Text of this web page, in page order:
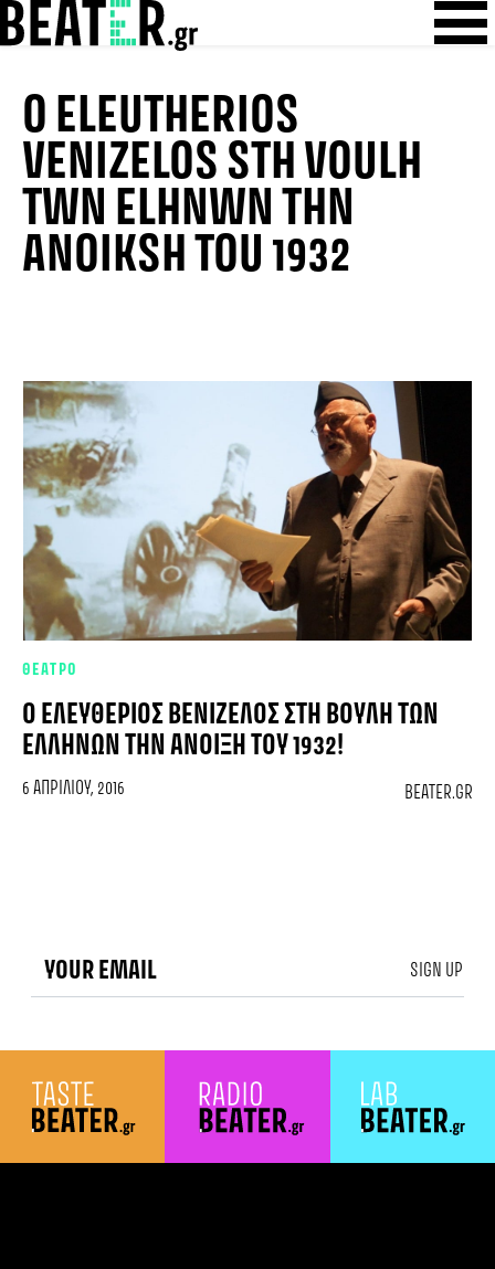
Skip to content
Skip
to
O ELEUTHERIOS
VENIZELOS STH VOULH
TWN ELHNWN THN
ANOIKSH TOU 1932
ΘΕΑΤΡΟ
Ο ΕΛΕΥΘΈΡΙΟΣ ΒΕΝΙΖΈΛΟΣ ΣΤΗ ΒΟΥΛΉ ΤΩΝ
ΕΛΛΉΝΩΝ ΤΗΝ ΆΝΟΙΞΗ ΤΟΥ 1932!
6 ΑΠΡΙΛΊΟΥ, 2016 BEATER.GR
SIGN UP